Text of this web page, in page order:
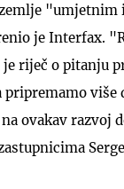
"umjetnim
je Interfax.
je riječ o pitanju
pripremamo više
ovakav razvoj